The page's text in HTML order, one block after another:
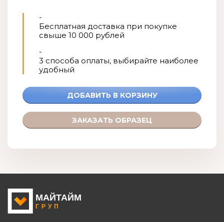
-
Бесплатная доставка при покупке
свыше 10 000 рублей
-
3 способа оплаты, выбирайте наиболее
удобный